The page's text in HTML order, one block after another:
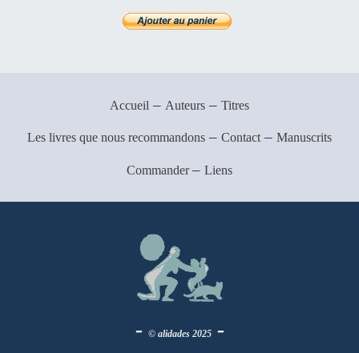
Accueil – Auteurs – Titres
Les livres que nous recommandons – Contact– Manuscrits
Commander– Liens
- © alidades 2025-